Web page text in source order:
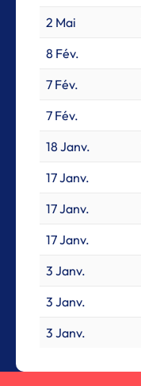
2 Mai
8 Fév.
7 Fév.
7 Fév.
18 Janv.
17 Janv.
17 Janv.
17 Janv.
3 Janv.
3 Janv.
3 Janv.